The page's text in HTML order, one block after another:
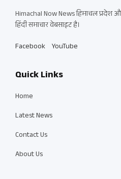
Himachal Now News हिमाचल प्रदेश
हिंदी समाचार वेबसाइट है।
Facebook YouTube
Quick Links
Home
Latest News
Contact Us
About Us